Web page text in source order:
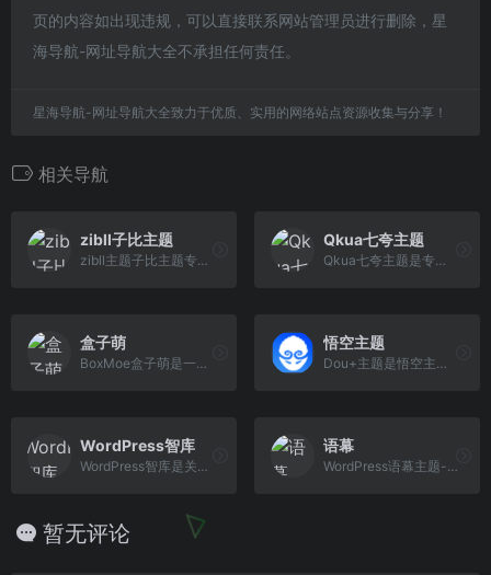
页的内容如出现违规，可以直接联系网站管理员进行删除，星
海导航-网址导航大全不承担任何责任。
星海导航-网址导航大全致力于优质、实用的网络站点资源收集与分享！
相关导航
zibll子比主题
zibll主题子比主题专为个人、企业的WordPress主题美化设计开发，wp主题采用简约优雅的设计风格搭配强大的商城功能以及易用的模块化配置，成为更加适合中文wordpress商城主题模板、wordpress企业主题模板、wordpress博客主题模板。
Qkua七夸主题
Qkua七夸主题是专为动漫二次元、博客、自媒体、资讯、社区类的网站设计开发的WordPress主题模板，采用模块化设计风格让您的网站更具可维护性和扩展性，让您的网站更具竞争力！
盒子萌
BoxMoe盒子萌是一个基于内容分享,创作与灵感结合折腾的笔记博客
悟空主题
Dou+主题是悟空主题（www.wktheme.com）旗下的一款公益性免费资源下载主题，主题方向为下载站点，旨在为站长提供轻松的建站环境及建站经验，打造自己的完美下载站点。
WordPress智库
WordPress智库是关于WordPress主题开发,WordPress主题定制开发,二次开发,WordPress插件开发服务,WordPress建站教程,WordPress主题插件等建站资源,WordPress中文汉化的WordPress服务类网站。
语幕
WordPress语幕主题-YUMU主题开发者
暂无评论